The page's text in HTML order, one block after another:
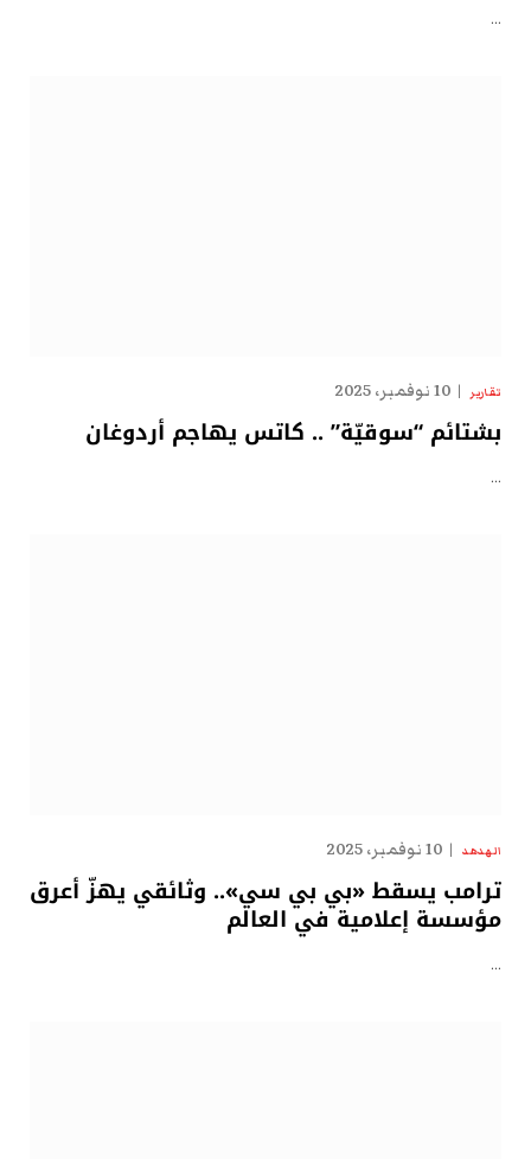
…
تقارير 10 نوفمبر، 2025
بشتائم “سوقيّة” .. كاتس يهاجم أردوغان
…
الهدهد 10 نوفمبر، 2025
ترامب يسقط «بي بي سي».. وثائقي يهزّ أعرق
مؤسسة إعلامية في العالم
…